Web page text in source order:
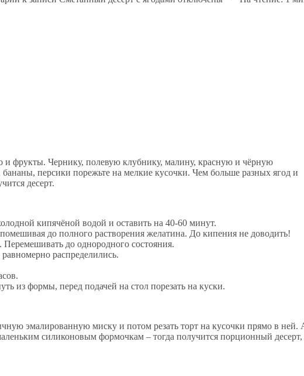
и фрукты. Чернику, полевую клубнику, малину, красную и чёрную
персики порежьте на мелкие кусочки. Чем больше разных ягод и
десерт.
кипячёной водой и оставить на 40-60 минут.
до полного растворения желатина. До кипения не доводить!
до однородного состояния.
распределились.
из формы, перед подачей на стол порезать на куски.
эмалированную миску и потом резать торт на кусочки прямо в ней.
силиконовым формочкам – тогда получится порционный